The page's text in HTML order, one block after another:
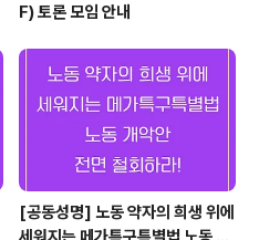
F) 토론 모임 안내
[공동성명] 노동 약자의 희생 위에